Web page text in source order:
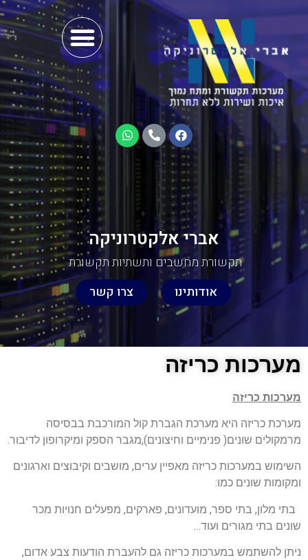
אברי אלקטרוניקה
תקשורת מחשבים ותשתיות תקשורת
אודותינו
צרו קשר
מערכות כריזה
מערכות כריזה
מערכת כריזה היא מערכת הגברת קול המורכבת בבסיסה
מרמקולים שונים( פנימיים וחיצונים),מגבר הספק ומיקרופון לדיבור.
השימוש במערכות כריזה מאפיין ערים, מושבים וקיבוצים וארגונים
ומקומות שונים כמו:
בתי מלון, בתי ספר, מועדונים, פארקים, מפעלים חנויות מכר
שונים בתי מגורים ועוד…
ניתן להשתמש במערכות כריזה גם להעברת הודעות צבע אדום,